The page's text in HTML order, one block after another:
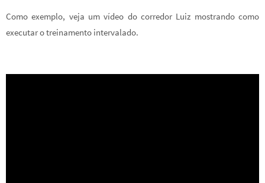
Como exemplo, veja um vídeo do corredor Luiz mostrando como
executar o treinamento intervalado.